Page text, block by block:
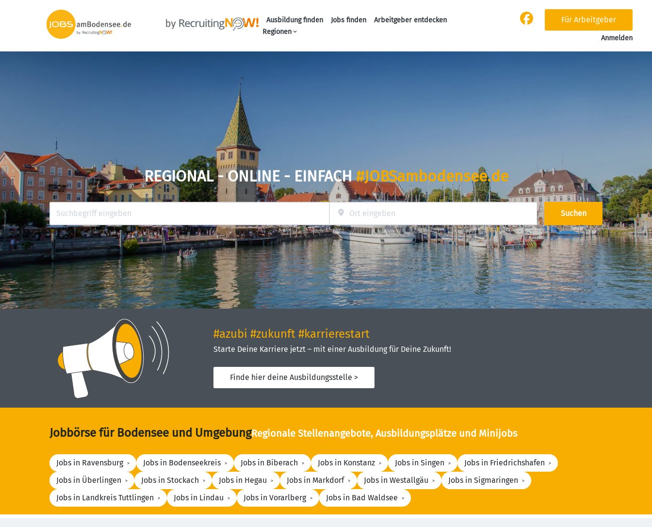
Ausbildung finden Jobs finden
Arbeitgeber entdecken
Regionen
Für Arbeitgeber
Anmelden
REGIONAL - ONLINE - EINFACH#JOBSambodensee.de
Suchen
#azubi #zukunft #karrierestart
Starte Deine Karriere jetzt – mit einer Ausbildung für Deine Zukunft!
Finde hier deine Ausbildungsstelle >
Jobbörse für Bodensee und UmgebungRegionale Stellenangebote, Ausbildungsplätze und Minijobs
Jobs in Ravensburg Jobs in Bodenseekreis Jobs in Biberach Jobs in Konstanz Jobs in Singen
Jobs in Friedrichshafen
Jobs in Überlingen
Jobs in Stockach Jobs in Hegau Jobs in Markdorf Jobs in Westallgäu
Jobs in Sigmaringen
Jobs in Landkreis Tuttlingen
Jobs in Lindau Jobs in Vorarlberg Jobs in Bad Waldsee